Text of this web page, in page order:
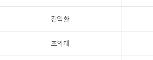
김익환
조의태